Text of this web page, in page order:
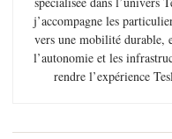
j’accompagne les
vers une mobilité durable,
l’autonomie et les
rendre l’expérience